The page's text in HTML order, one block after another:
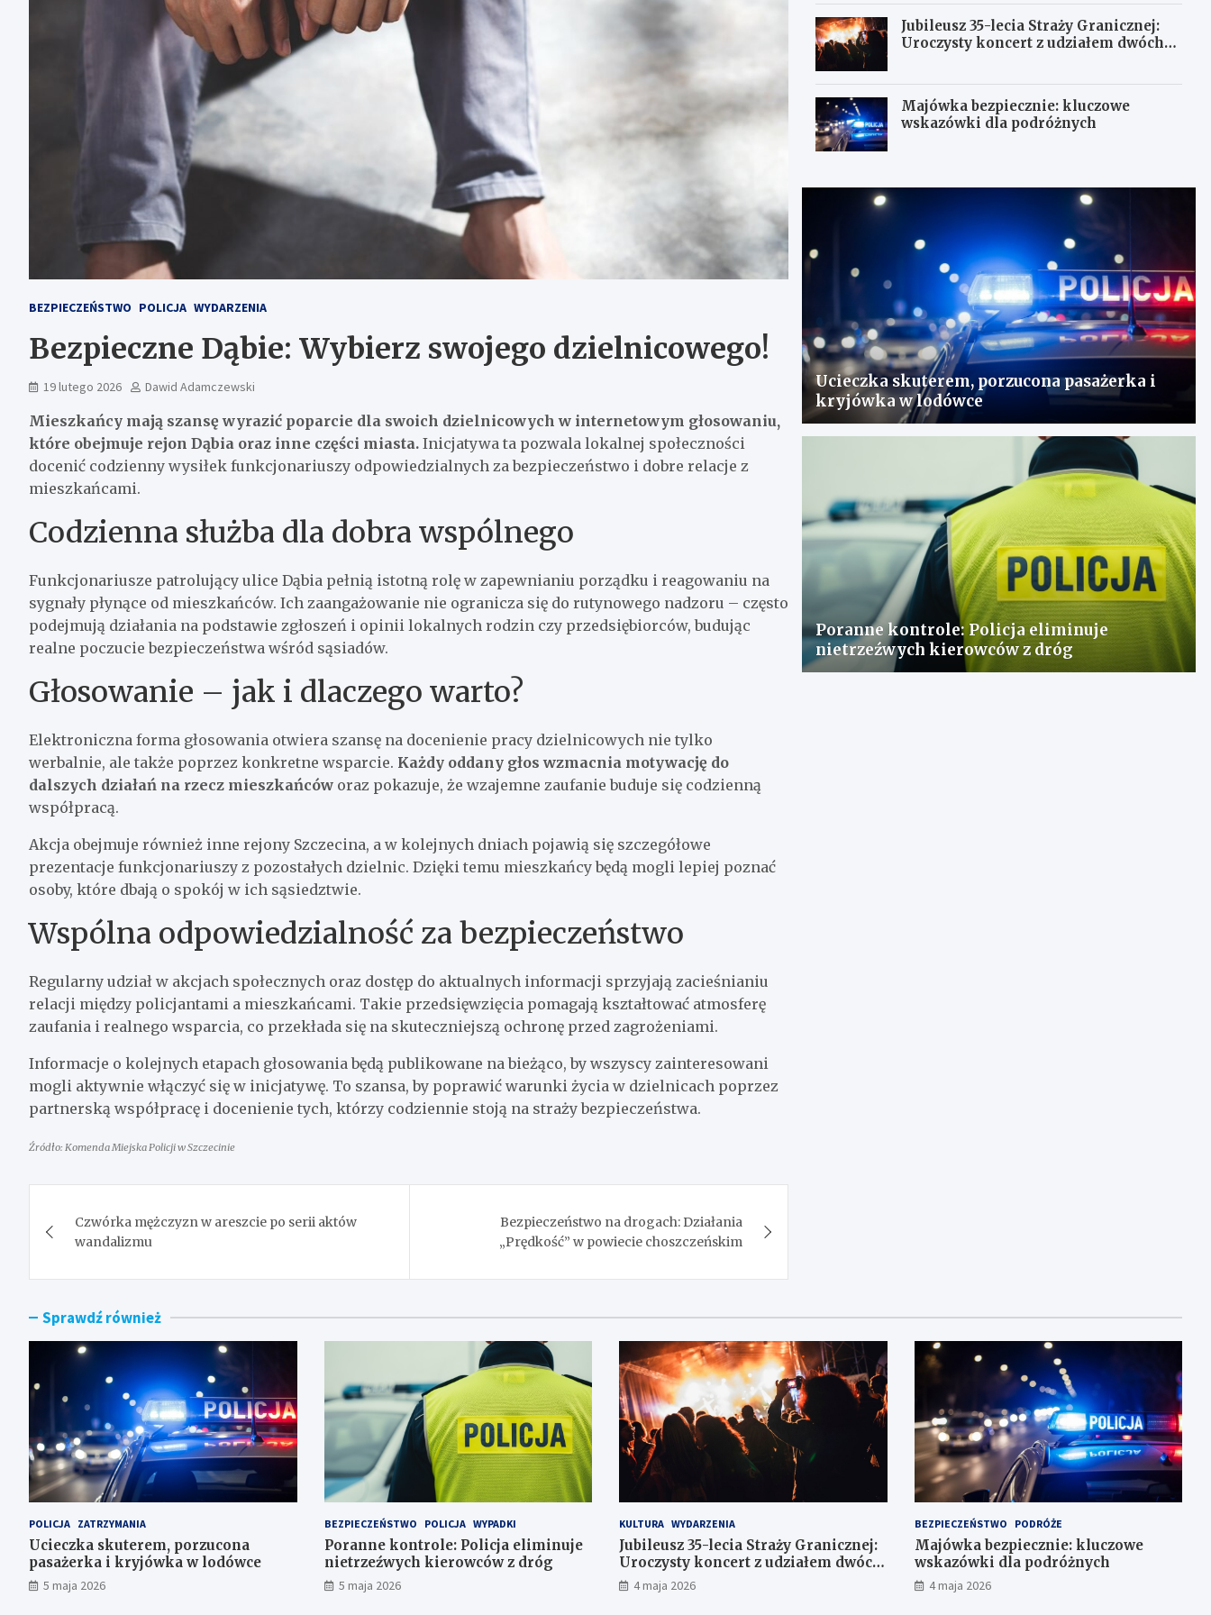
BEZPIECZEŃSTWO POLICJA WYDARZENIA
Bezpieczne Dąbie: Wybierz swojego dzielnicowego!
19 lutego 2026 Dawid Adamczewski
Mieszkańcy mają szansę wyrazić poparcie dla swoich dzielnicowych w internetowym głosowaniu,
które obejmuje rejon Dąbia oraz inne części miasta. Inicjatywa ta pozwala lokalnej społeczności
docenić codzienny wysiłek funkcjonariuszy odpowiedzialnych za bezpieczeństwo i dobre relacje z
mieszkańcami.
Codzienna służba dla dobra wspólnego
Funkcjonariusze patrolujący ulice Dąbia pełnią istotną rolę w zapewnianiu porządku i reagowaniu na
sygnały płynące od mieszkańców. Ich zaangażowanie nie ogranicza się do rutynowego nadzoru – często
podejmują działania na podstawie zgłoszeń i opinii lokalnych rodzin czy przedsiębiorców, budując
realne poczucie bezpieczeństwa wśród sąsiadów.
Głosowanie – jak i dlaczego warto?
Elektroniczna forma głosowania otwiera szansę na docenienie pracy dzielnicowych nie tylko
werbalnie, ale także poprzez konkretne wsparcie. Każdy oddany głos wzmacnia motywację do
dalszych działań na rzecz mieszkańców oraz pokazuje, że wzajemne zaufanie buduje się codzienną
współpracą.
Akcja obejmuje również inne rejony Szczecina, a w kolejnych dniach pojawią się szczegółowe
prezentacje funkcjonariuszy z pozostałych dzielnic. Dzięki temu mieszkańcy będą mogli lepiej poznać
osoby, które dbają o spokój w ich sąsiedztwie.
Wspólna odpowiedzialność za bezpieczeństwo
Regularny udział w akcjach społecznych oraz dostęp do aktualnych informacji sprzyjają zacieśnianiu
relacji między policjantami a mieszkańcami. Takie przedsięwzięcia pomagają kształtować atmosferę
zaufania i realnego wsparcia, co przekłada się na skuteczniejszą ochronę przed zagrożeniami.
Informacje o kolejnych etapach głosowania będą publikowane na bieżąco, by wszyscy zainteresowani
mogli aktywnie włączyć się w inicjatywę. To szansa, by poprawić warunki życia w dzielnicach poprzez
partnerską współpracę i docenienie tych, którzy codziennie stoją na straży bezpieczeństwa.
Źródło: Komenda Miejska Policji w Szczecinie
wpisu
Czwórka mężczyzn w areszcie po serii aktów
wandalizmu
Bezpieczeństwo na drogach: Działania
„Prędkość” w powiecie choszczeńskim
Jubileusz 35-lecia Straży Granicznej:
Uroczysty koncert z udziałem dwóch
Majówka bezpiecznie: kluczowe
wskazówki dla podróżnych
Ucieczka skuterem, porzucona pasażerka i
kryjówka w lodówce
Poranne kontrole: Policja eliminuje
nietrzeźwych kierowców z dróg
Sprawdź również
POLICJA ZATRZYMANIA
Ucieczka skuterem, porzucona
pasażerka i kryjówka w lodówce
5 maja 2026
BEZPIECZEŃSTWO POLICJA WYPADKI
Poranne kontrole: Policja eliminuje
nietrzeźwych kierowców z dróg
5 maja 2026
KULTURA WYDARZENIA
Jubileusz 35-lecia Straży Granicznej:
Uroczysty koncert z udziałem dwóch
orkiestr
4 maja 2026
BEZPIECZEŃSTWO PODRÓŻE
Majówka bezpiecznie: kluczowe
wskazówki dla podróżnych
4 maja 2026